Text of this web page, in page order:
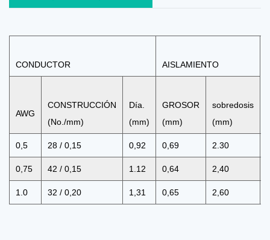
CONDUCTOR AISLAMIENTO
AWG
CONSTRUCCIÓN
(No./mm)
Día.
(mm)
GROSOR
(mm)
sobredosis
(mm)
0,5 28 / 0,15 0,92 0,69 2.30
0,75 42 / 0,15 1.12 0,64 2,40
1.0 32 / 0,20 1,31 0,65 2,60